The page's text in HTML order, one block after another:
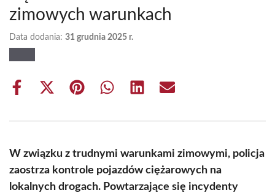
zimowych warunkach
Data dodania: 31 grudnia 2025 r.
Share
Share
(Twitter)
Share Share Share Share
W związku z trudnymi warunkami zimowymi, policja
zaostrza kontrole pojazdów ciężarowych na
lokalnych drogach. Powtarzające się incydenty